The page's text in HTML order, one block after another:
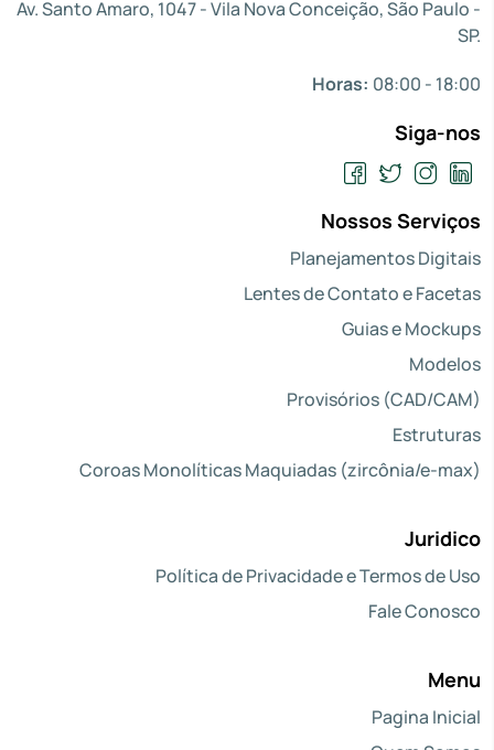
Av. Santo Amaro, 1047 - Vila Nova Conceição, São Paulo -
SP.
Horas: 08:00 - 18:00
Siga-nos
Nossos Serviços
Planejamentos Digitais
Lentes de Contato e Facetas
Guias e Mockups
Modelos
Provisórios (CAD/CAM)
Estruturas
Coroas Monolíticas Maquiadas (zircônia/e-max)
Juridico
Política de Privacidade e Termos de Uso
Fale Conosco
Menu
Pagina Inicial